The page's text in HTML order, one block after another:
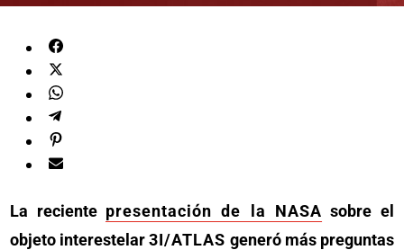
La reciente presentación de la NASA sobre el
objeto interestelar3I/ATLAS generó más preguntas